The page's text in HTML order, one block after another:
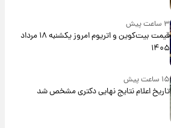
۳ ساعت پیش
قیمت بیت‌کوین و اتریوم امروز یکشنبه ۱۸ مرداد
۱۴۰۵
۱۵ ساعت پیش
تاریخ اعلام نتایج نهایی دکتری مشخص شد